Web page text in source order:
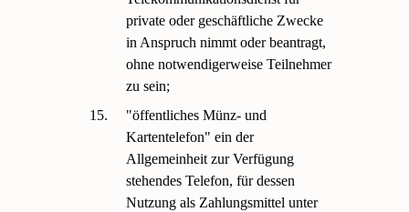
private oder geschäftliche Zwecke
in Anspruch nimmt oder beantragt,
ohne notwendigerweise Teilnehmer
zu sein;
15.
"öffentliches Münz- und
Kartentelefon" ein der
Allgemeinheit zur Verfügung
stehendes Telefon, für dessen
Nutzung als Zahlungsmittel unter